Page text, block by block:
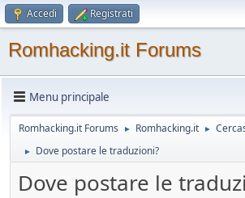
Accedi Registrati
Romhacking.it Forums
Menu principale
Romhacking.it Forums ► Romhacking.it ►
► Dove postare le traduzioni?
Dove postare le